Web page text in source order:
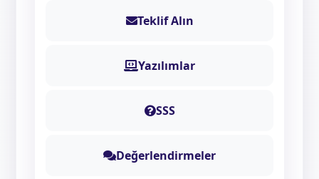
Teklif Alın
Yazılımlar
SSS
Değerlendirmeler